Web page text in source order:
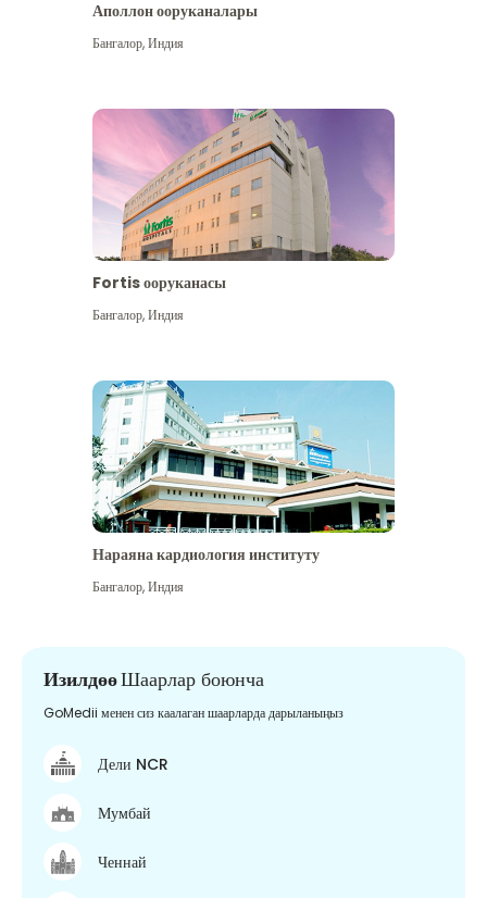
Аполлон ооруканалары
Бангалор,Индия
Fortis ооруканасы
Бангалор,Индия
Нараяна кардиология институту
Бангалор,Индия
ИзилдөөШаарлар боюнча
GoMedii менен сиз каалаган шаарларда дарыланыңыз
Дели NCR
Мумбай
Ченнай